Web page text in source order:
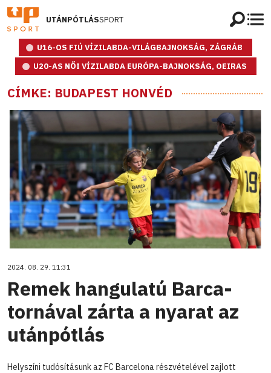
UTÁNPÓTLÁSSPORT
U16-OS FIÚ VÍZILABDA-VILÁGBAJNOKSÁG, ZÁGRÁB
U20-AS NŐI VÍZILABDA EURÓPA-BAJNOKSÁG, OEIRAS
CÍMKE: BUDAPEST HONVÉD
2024. 08. 29. 11:31
Remek hangulatú Barca-
tornával zárta a nyarat az
utánpótlás
Helyszíni tudósításunk az FC Barcelona részvételével zajlott